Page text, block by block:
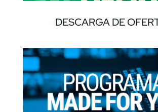
DESCARGA DE